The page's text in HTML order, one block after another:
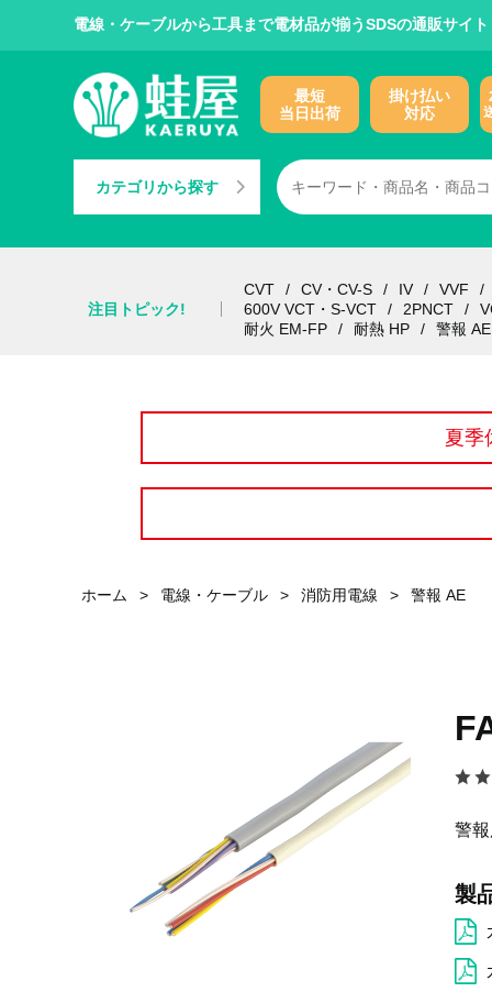
電線・ケーブルから工具まで電材品が揃うSDSの通販サイト
最短
当日出荷
掛け払い
対応
カテゴリから探す
注目トピック!
CVT CV・CV-S IV
VVF
600V VCT・S-VCT
2PNCT
耐火 EM-FP
耐熱 HP 警報 AE
夏季
ホーム > 電線・ケーブル > 消防用電線 > 警報 AE
警
製